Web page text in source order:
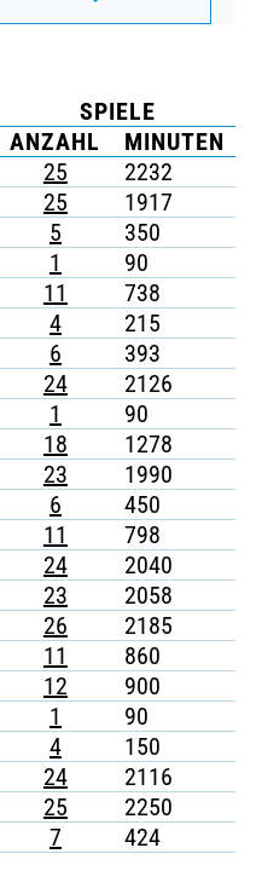
SPIELE
ANZAHL MINUTEN
25 2232
25 1917
5 350
1 90
11 738
4 215
6 393
24 2126
1 90
18 1278
23 1990
6 450
11 798
24 2040
23 2058
26 2185
11 860
12 900
1 90
4 150
24 2116
25 2250
7 424